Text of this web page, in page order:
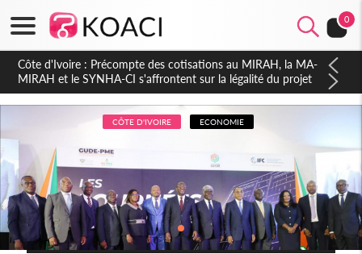
0
Côte d'Ivoire : Indépendance 2026, Thiam plaide pour un
environnement démocratique plus apaisé
CÔTE D'IVOIRE ECONOMIE